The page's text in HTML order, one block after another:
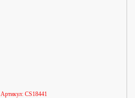
Артикул: CS18441